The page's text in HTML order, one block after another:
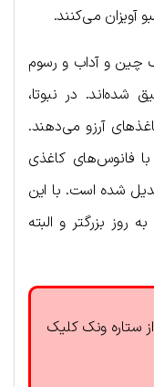
آویزان می‌کنند.
چین و آداب و رسوم
شده‌اند. در نبوتا،
آرزو می‌دهند.
با فانوس‌های کاغذی
شده است. با این
بزرگتر و البته
ستاره ونک کلیک